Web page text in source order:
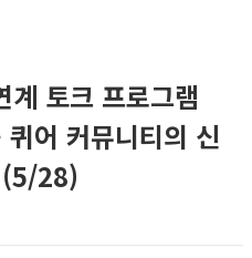
토크 프로그램
어 커뮤니티의 신
(5/28)